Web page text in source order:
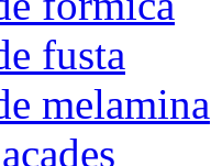
fusta
melamina